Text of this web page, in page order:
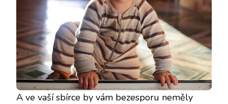
A ve vaší sbírce by vám bezesporu neměly